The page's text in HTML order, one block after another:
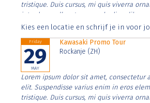
tristique. Duis cursus, mi quis viverra
interdum nulla, ut commodo diam libero
Aenean faucibus nibh et justo cursus id
Kies een locatie en schrijf je in voor
Friday
29
MAY
Kawasaki Promo Tour
Rockanje (ZH)
Lorem ipsum dolor sit amet, consectetur
elit. Suspendisse varius enim in eros
tristique. Duis cursus, mi quis viverra